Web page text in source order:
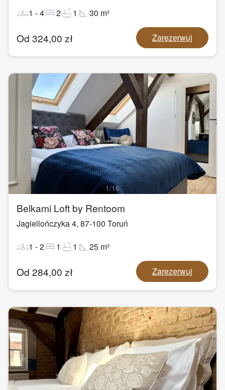
groups1 -4bed2bathtub1 square_foot 30 m²
Od 324,00 zł Zarezerwuj
1/16
Belkami Loft by Rentoom
Jagiellończyka 4, 87-100 Toruń
groups1 -2bed1 bathtub1 square_foot 25 m²
Od 284,00 zł Zarezerwuj